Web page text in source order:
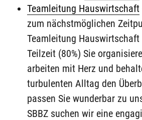
Teamleitung Hauswirtschaft
zum nächstmöglichen
Teamleitung
Teilzeit (80%) Sie
arbeiten mit Herz und
turbulenten Alltag den
passen Sie wunderbar zu
SBBZ suchen wir eine